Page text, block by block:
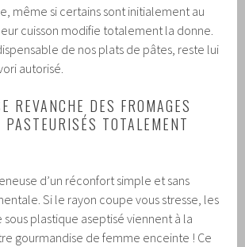
même si certains sont initialement au
cuisson modifie totalement la donne.
de nos plats de pâtes, reste lui
autorisé.
REVANCHE DES FROMAGES
TOTALEMENT
d’un réconfort simple et sans
Si le rayon coupe vous stresse, les
sous plastique aseptisé viennent à la
gourmandise de femme enceinte ! Ce